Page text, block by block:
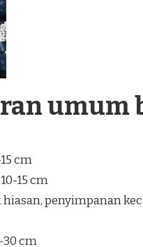
umum
cm
15 cm
penyimpanan
30 cm